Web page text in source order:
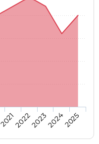
20212022202320242025